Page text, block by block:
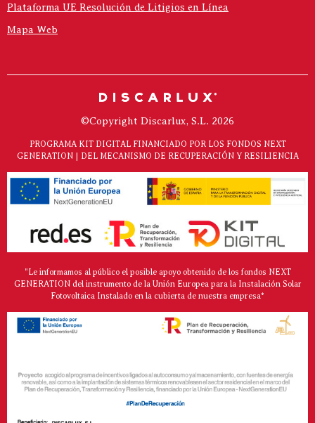
Plataforma UE Resolución de Litigios en Línea
Mapa Web
©Copyright Discarlux, S.L. 2026
PROGRAMA KIT DIGITAL FINANCIADO POR LOS FONDOS NEXT
GENERATION | DEL MECANISMO DE RECUPERACIÓN Y RESILIENCIA
"Le informamos al público el posible apoyo obtenido de los fondos NEXT
GENERATION del instrumento de la Unión Europea para la Instalación Solar
Fotovoltaica Instalado en la cubierta de nuestra empresa*